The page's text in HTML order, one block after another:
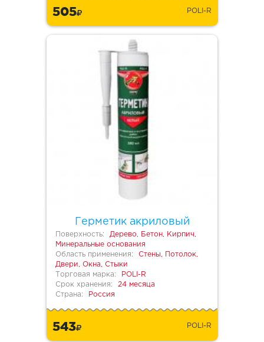
505 POLI-R
Герметик акриловый
Поверхность:
Дерево, Бетон, Кирпич,
Минеральные основания
Область применения:
Стены, Потолок,
Двери, Окна, Стыки
Торговая марка:
POLI-R
Срок хранения:
24 месяца
Страна:
Россия
543 POLI-R